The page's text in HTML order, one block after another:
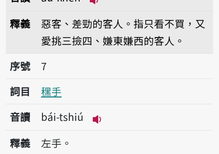
釋義
惡客、差勁的客人。指只看不買，又
愛挑三撿四、嫌東嫌西的客人。
序號7䆀手
序號
7
詞目
䆀手
音讀
bái-tshiú
播放音讀bái-tshiú
釋義
左手。